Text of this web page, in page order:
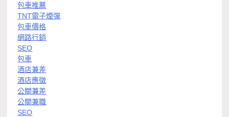
包車推薦
TNT電子煙彈
包車價格
網路行銷
SEO
包車
酒店兼差
酒店應徵
公關兼差
公關兼職
SEO